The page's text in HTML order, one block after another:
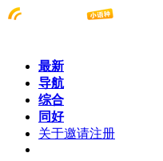
最新
导航
综合
同好
关于邀请注册